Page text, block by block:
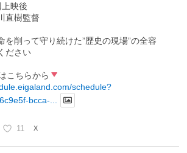
映後
直樹監督
を削って守り続けた”歴史の現場”の全容
ださい
こちらから
schedule?
bcca-...
11 X